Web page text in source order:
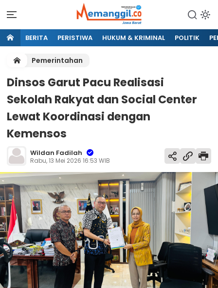
BERITA PERISTIWA HUKUM & KRIMINAL POLITIK
Pemerintahan
Dinsos Garut Pacu Realisasi
Sekolah Rakyat dan Social Center
Lewat Koordinasi dengan
Kemensos
Wildan Fadilah
Rabu, 13 Mei 2026 16:53 WIB